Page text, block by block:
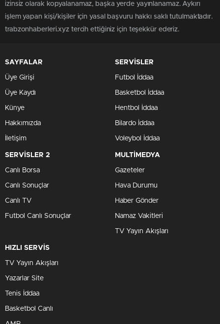
izinsiz olarak kopyalanamaz, başka yerde yayınlanamaz. Aykırı
işlem yapan kişi/kişiler için yasal başvuru hakkı saklı tutulmaktadır.
trabzonhaberleri.xyz tercih ettiğiniz için teşekkür ederiz.
SAYFALAR
Üye Girişi
Üye Kaydı
Künye
Hakkımızda
İletişim
SERVİSLER
Futbol İddaa
Basketbol İddaa
Hentbol İddaa
Bilardo İddaa
Voleybol İddaa
SERVİSLER 2
Canlı Borsa
Canlı Sonuçlar
Canlı TV
Futbol Canlı Sonuçlar
MULTİMEDYA
Gazeteler
Hava Durumu
Haber Gönder
Namaz Vakitleri
TV Yayın Akışları
HIZLI SERVİS
TV Yayın Akışları
Yazarlar Site
Tenis İddaa
Basketbol Canlı